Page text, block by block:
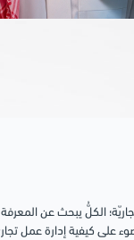
الكلُّ يبحث عن
على كيفية إدارة عمل